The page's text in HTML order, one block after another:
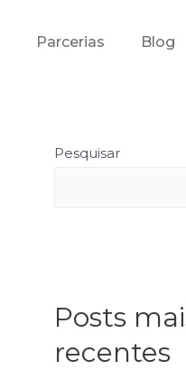
Parcerias Blog
Pesquisar
Posts
recentes